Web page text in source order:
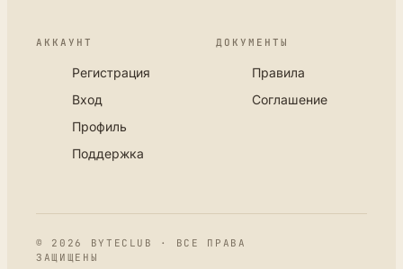
АККАУНТ
Регистрация
Вход
Профиль
Поддержка
ДОКУМЕНТЫ
Правила
Соглашение
© 2026 BYTECLUB · ВСЕ ПРАВА
ЗАЩИЩЕНЫ